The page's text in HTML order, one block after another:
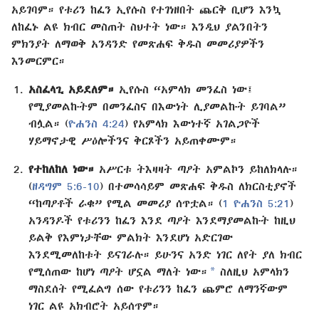
አይገባም። የቱሪን ከፈን ኢየሱስ የተገነዘበት ጨርቅ ቢሆን እንኳ
ለከፈኑ ልዩ ክብር መስጠት ስህተት ነው። እንዲህ ያልንበትን
ምክንያት ለማወቅ አንዳንድ የመጽሐፍ ቅዱስ መመሪያዎችን
እንመርምር።
አስፈላጊ አይደለም። ኢየሱስ “አምላክ መንፈስ ነው፤
የሚያመልኩትም በመንፈስና በእውነት ሊያመልኩት ይገባል”
ብሏል። (ዮሐንስ 4:24) የአምላክ እውነተኛ አገልጋዮች
ሃይማኖታዊ ሥዕሎችንና ቅርጾችን አይጠቀሙም።
የተከለከለ ነው። አሥርቱ ትእዛዛት ጣዖት አምልኮን ይከለክላሉ።
(ዘዳግም 5:6-10) በተመሳሳይም መጽሐፍ ቅዱስ ለክርስቲያኖች
“ከጣዖቶች ራቁ” የሚል መመሪያ ሰጥቷል። (1 ዮሐንስ 5:21 )
አንዳንዶች የቱሪንን ከፈን እንደ ጣዖት እንደማያመልኩት ከዚህ
ይልቅ የእምነታቸው ምልክት እንደሆነ አድርገው
እንደሚመለከቱት ይናገራሉ። ይሁንና አንድ ነገር ለየት ያለ ክብር
የሚሰጠው ከሆነ ጣዖት ሆኗል ማለት ነው። a ስለዚህ አምላክን
ማስደሰት የሚፈልግ ሰው የቱሪንን ከፈን ጨምሮ ለማንኛውም
ነገር ልዩ አክብሮት አይሰጥም።